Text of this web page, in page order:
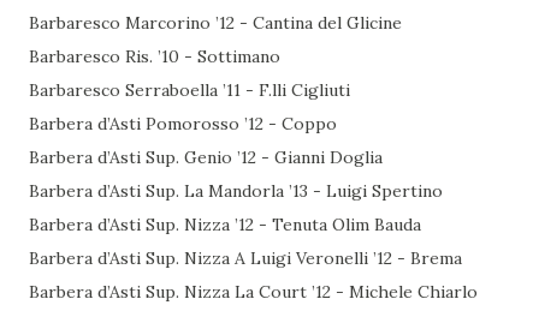
Barbaresco Marcorino ’12 - Cantina del Glicine
Barbaresco Ris. ’10 - Sottimano
Barbaresco Serraboella ’11 - F.lli Cigliuti
Barbera d’Asti Pomorosso ’12 - Coppo
Barbera d’Asti Sup. Genio ’12 - Gianni Doglia
Barbera d’Asti Sup. La Mandorla ’13 - Luigi Spertino
Barbera d’Asti Sup. Nizza ’12 - Tenuta Olim Bauda
Barbera d’Asti Sup. Nizza A Luigi Veronelli ’12 - Brema
Barbera d’Asti Sup. Nizza La Court ’12 - Michele Chiarlo